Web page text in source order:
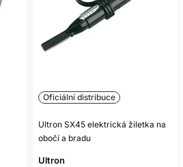
Oficiální distribuce
Ultron SX45 elektrická žiletka na
obočí a bradu
Ultron